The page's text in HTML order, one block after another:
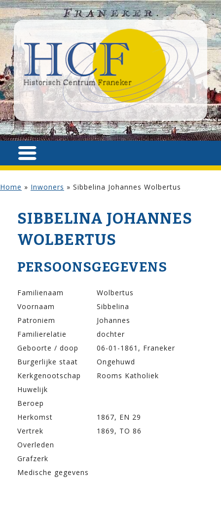
Home » Inwoners » Sibbelina Johannes Wolbertus
SIBBELINA JOHANNES
WOLBERTUS
PERSOONSGEGEVENS
Familienaam
Wolbertus
Voornaam
Sibbelina
Patroniem
Johannes
Familierelatie
dochter
Geboorte / doop
06-01-1861, Franeker
Burgerlijke staat
Ongehuwd
Kerkgenootschap
Rooms Katholiek
Huwelijk
Beroep
Herkomst
1867, EN 29
Vertrek
1869, TO 86
Overleden
Grafzerk
Medische gegevens